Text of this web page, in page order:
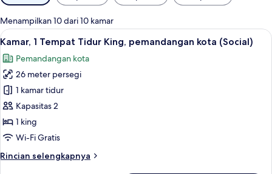
tersedia
untuk
kamar
Menampilkan 10 dari 10 kamar
Lihat
semua
foto
untuk
Kamar,
1
Tempat
Tidur
pemandangan
Seprai antialergi, brankas, meja
7
Kamar, 1 Tempat Tidur King, pemandangan kota (Social)
Pemandangan kota
26 meter persegi
1 kamar tidur
Kapasitas 2
1 king
Wi-Fi Gratis
Rincian selengkapnya
Rincian